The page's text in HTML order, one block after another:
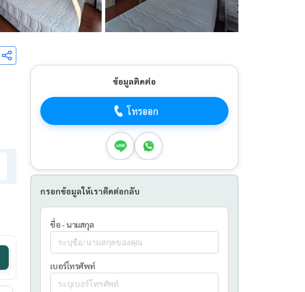
ข้อมูลติดต่อ
โทรออก
กรอกข้อมูลให้เราติดต่อกลับ
ชื่อ - นามสกุล
เบอร์โทรศัพท์